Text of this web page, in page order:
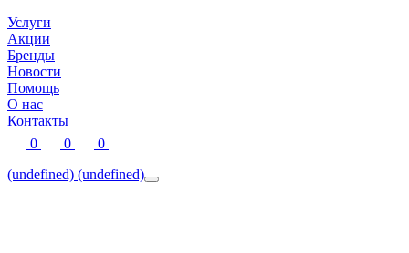
Услуги
Акции
Бренды
Новости
Помощь
О нас
Контакты
0
0
0
(undefined) (undefined)